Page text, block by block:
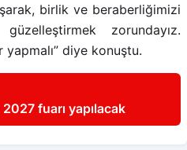
birlik ve beraberliğimizi
zorundayız.
diye konuştu.
fuarı yapılacak